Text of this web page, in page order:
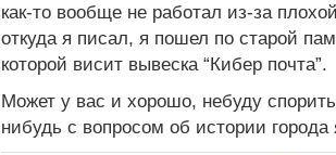
как-то вообще не работал из-за
откуда я писал, я пошел по старой
которой висит вывеска “Кибер почта”.
Может у вас и хорошо, небуду
нибудь с вопросом об истории